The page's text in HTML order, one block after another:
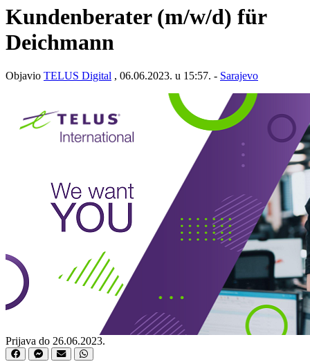
Kundenberater (m/w/d) für
Deichmann
Objavio TELUS Digital , 06.06.2023. u 15:57. - Sarajevo
Prijava do 26.06.2023.